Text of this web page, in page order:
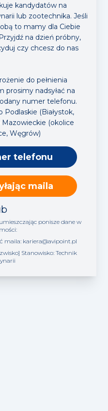
kandydatów na
lub zootechnika. Jeśli
to mamy dla Ciebie
na dzień próbny,
czy chcesz do nas
do pełnienia
prosimy nadsyłać na
numer telefonu.
Podlaskie (Białystok,
(okolice
Węgrów)
telefonu
maila
ponisze dane w
maila: kariera@avipoint.pl
Stanowisko: Technik